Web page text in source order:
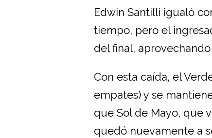
Edwin Santilli igualó
tiempo, pero el
del final,
Con esta caída, el
empates) y se
que Sol de Mayo, que
quedó nuevamente a